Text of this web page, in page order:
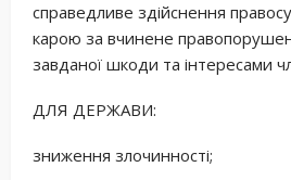
справедливе здійснення
карою за вчинене
завданої шкоди та інтересами
ДЛЯ ДЕРЖАВИ:
зниження злочинності;